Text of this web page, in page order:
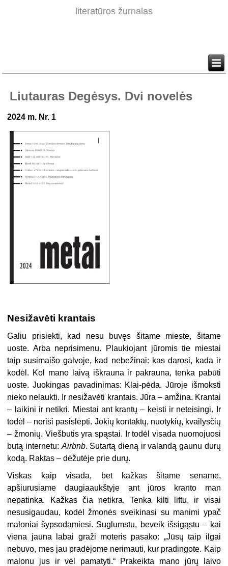
literatūros žurnalas
Liutauras Degėsys. Dvi novelės
2024 m. Nr. 1
Nesižavėti krantais
Galiu prisiekti, kad nesu buvęs šitame mieste, šitame
uoste. Arba neprisimenu. Plaukiojant jūromis tie miestai
taip susimaišo galvoje, kad nebežinai: kas darosi, kada ir
kodėl. Kol mano laivą iškrauna ir pakrauna, tenka pabūti
uoste. Juokingas pavadinimas: Klai-pėda. Jūroje išmoksti
nieko nelaukti. Ir nesižavėti krantais. Jūra – amžina. Krantai
– laikini ir netikri. Miestai ant krantų – keisti ir neteisingi. Ir
todėl – norisi pasislėpti. Jokių kontaktų, nuotykių, kvailysčių
– žmonių. Viešbutis yra spąstai. Ir todėl visada nuomojuosi
butą internetu: Airbnb. Sutartą dieną ir valandą gaunu durų
kodą. Raktas – dėžutėje prie durų.
Viskas kaip visada, bet kažkas šitame sename,
apšiurusiame daugiaaukštyje ant jūros kranto man
nepatinka. Kažkas čia netikra. Tenka kilti liftu, ir visai
nesusigaudau, kodėl žmonės sveikinasi su manimi ypač
maloniai šypsodamiesi. Suglumstu, beveik išsigąstu – kai
viena jauna labai graži moteris pasako: „Jūsų taip ilgai
nebuvo, mes jau pradėjome nerimauti, kur pradingote. Kaip
malonu jus ir vėl pamatyti.“ Prakeikta mano jūrų laivo